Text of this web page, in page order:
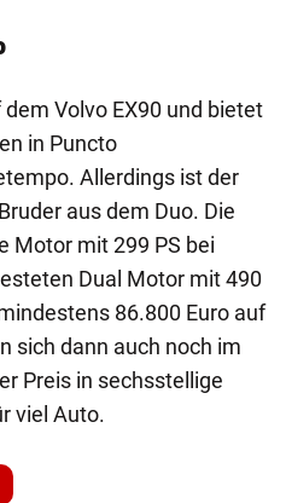
Volvo EX90 und bietet
in Puncto
Allerdings ist der
aus dem Duo. Die
Motor mit 299 PS bei
Dual Motor mit 490
86.800 Euro auf
sich dann auch noch im
Preis in sechsstellige
viel Auto.